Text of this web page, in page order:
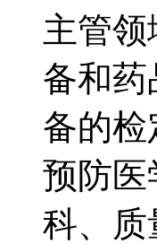
主管领
备和
备的
预防医
科、质